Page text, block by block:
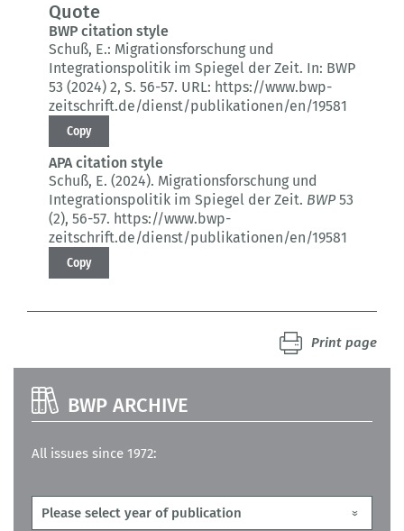
Quote
BWP citation style
Schuß, E.: Migrationsforschung und
Integrationspolitik im Spiegel der Zeit. In: BWP
53 (2024) 2, S. 56-57. URL: https://www.bwp-
zeitschrift.de/dienst/publikationen/en/19581
Copy
APA citation style
Schuß, E. (2024). Migrationsforschung und
Integrationspolitik im Spiegel der Zeit. BWP53
(2), 56-57. https://www.bwp-
zeitschrift.de/dienst/publikationen/en/19581
Copy
Print page
BWP ARCHIVE
All issues since 1972: